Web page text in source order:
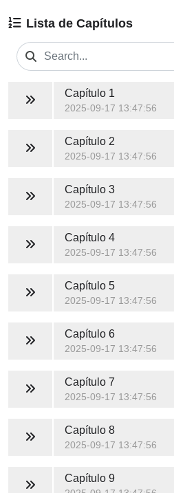
Lista de Capítulos
Capítulo 1
2025-09-17 13:47:56
Capítulo 2
2025-09-17 13:47:56
Capítulo 3
2025-09-17 13:47:56
Capítulo 4
2025-09-17 13:47:56
Capítulo 5
2025-09-17 13:47:56
Capítulo 6
2025-09-17 13:47:56
Capítulo 7
2025-09-17 13:47:56
Capítulo 8
2025-09-17 13:47:56
Capítulo 9